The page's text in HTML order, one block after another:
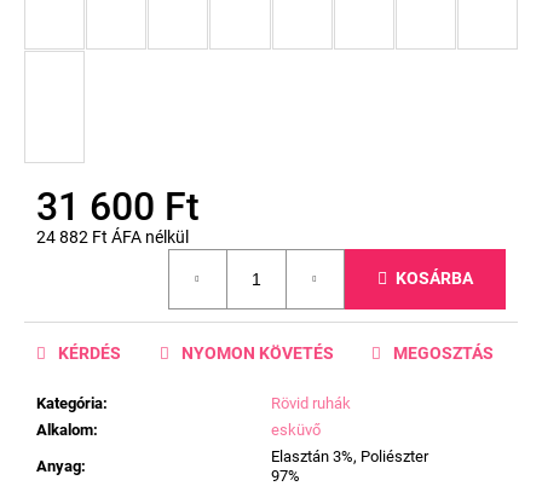
31 600 Ft
24 882 Ft ÁFA nélkül
KOSÁRBA
Kategória:
Rövid ruhák
Alkalom:
esküvő
Anyag:
Elasztán 3%, Poliészter
97%
KÉRDÉS NYOMON KÖVETÉS MEGOSZTÁS